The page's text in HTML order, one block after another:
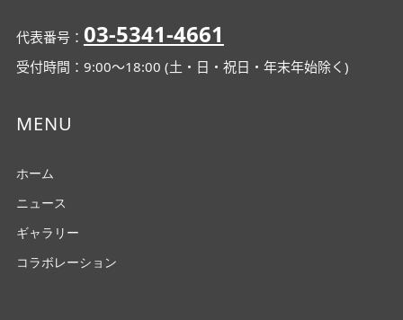
代表番号： 03-5341-4661
受付時間：9:00～18:00 (土・日・祝日・年末年始除く)
MENU
ホーム
ニュース
ギャラリー
コラボレーション